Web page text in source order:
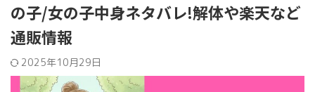
の子/女の子中身ネタバレ!解体や楽天など
通販情報
2025年10月29日